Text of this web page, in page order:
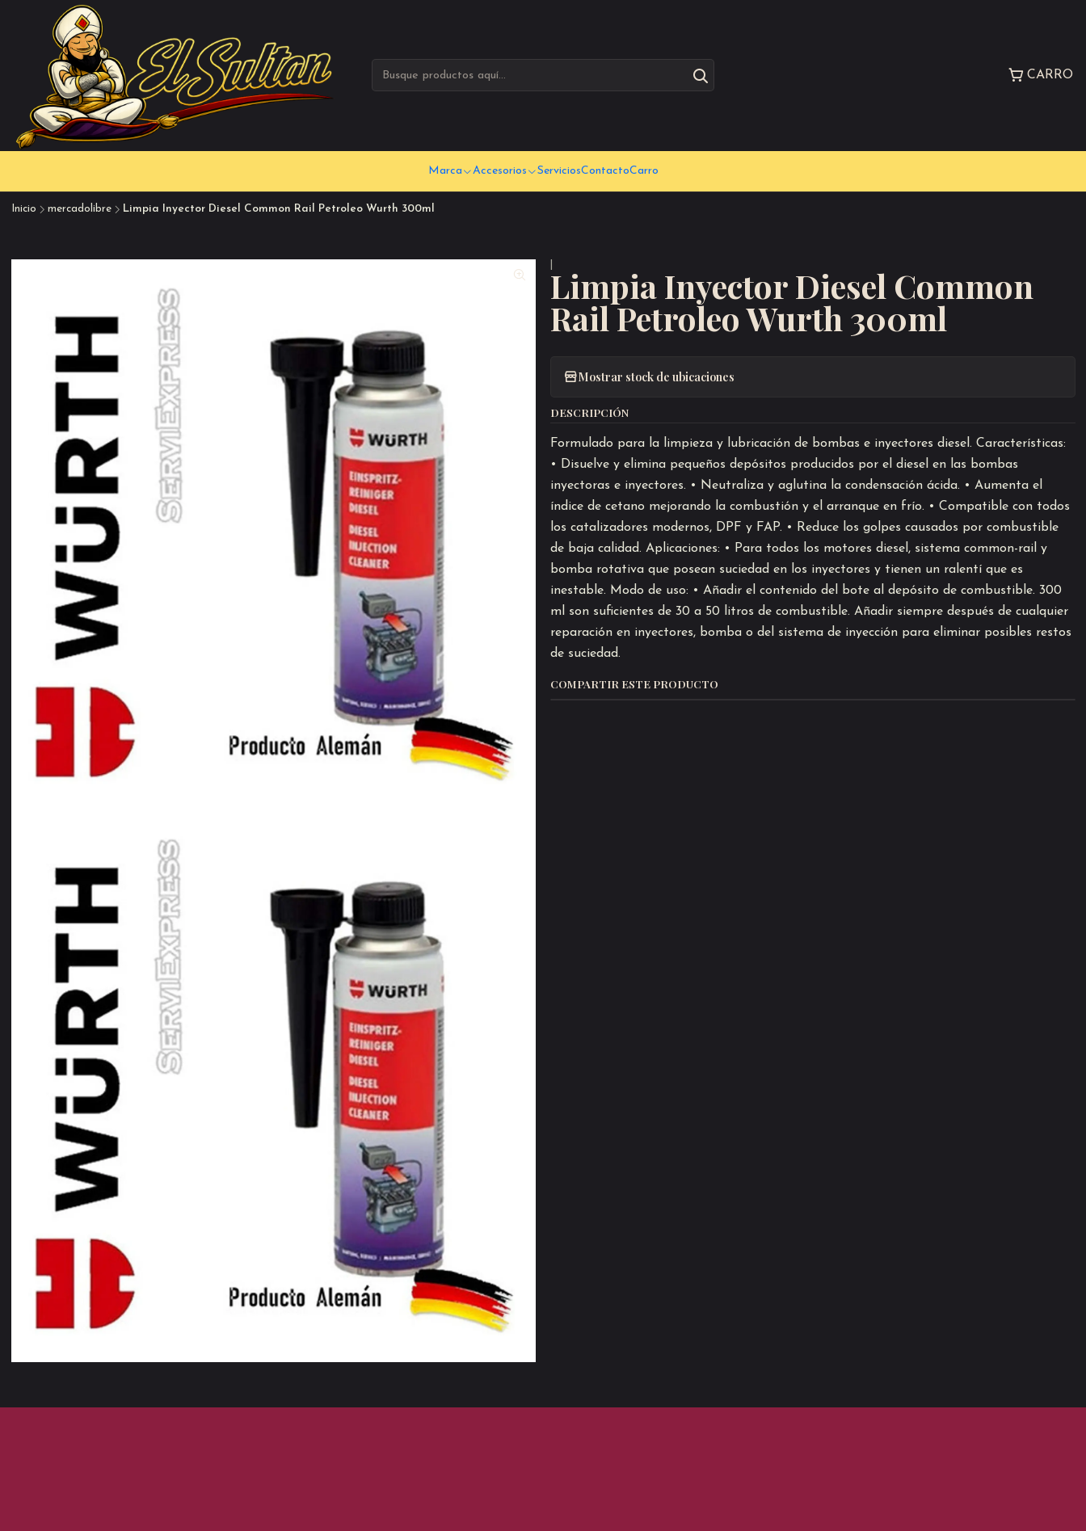
CARRO
Marca Accesorios ServiciosContactoCarro
Inicio mercadolibre Limpia Inyector Diesel Common Rail Petroleo Wurth 300ml
Limpia Inyector Diesel Common
Rail Petroleo Wurth 300ml
Mostrar stock de ubicaciones
DESCRIPCIÓN
Formulado para la limpieza y lubricación de bombas e inyectores diesel. Características:
• Disuelve y elimina pequeños depósitos producidos por el diesel en las bombas
inyectoras e inyectores. • Neutraliza y aglutina la condensación ácida. • Aumenta el
índice de cetano mejorando la combustión y el arranque en frío. • Compatible con todos
los catalizadores modernos, DPF y FAP. • Reduce los golpes causados por combustible
de baja calidad. Aplicaciones: • Para todos los motores diesel, sistema common-rail y
bomba rotativa que posean suciedad en los inyectores y tienen un ralentí que es
inestable. Modo de uso: • Añadir el contenido del bote al depósito de combustible. 300
ml son suficientes de 30 a 50 litros de combustible. Añadir siempre después de cualquier
reparación en inyectores, bomba o del sistema de inyección para eliminar posibles restos
de suciedad.
COMPARTIR ESTE PRODUCTO